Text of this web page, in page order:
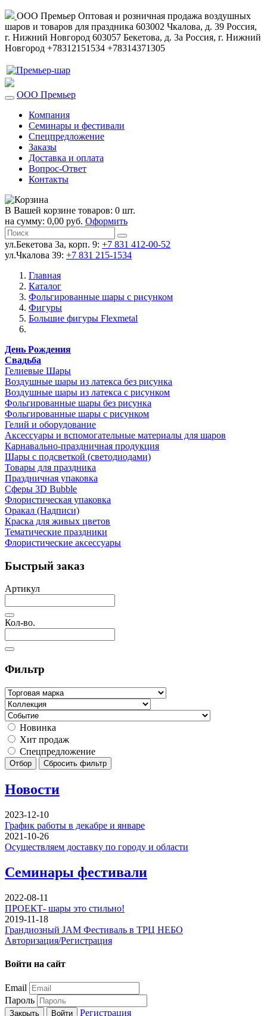
ООО Премьер Оптовая и розничная продажа воздушных
шаров и товаров для праздника 603002 Чкалова, д. 39 Россия,
г. Нижний Новгород 603057 Бекетова, д. 3а Россия, г. Нижний
Новгород +78312151534 +78314371305
ООО Премьер
Компания
Семинары и фестивали
Спецпредложение
Заказы
Доставка и оплата
Вопрос-Ответ
Контакты
В Вашей корзине товаров: 0 шт.
на сумму: 0,00 руб. Оформить
ул.Бекетова 3а, корп. 9: +7 831 412-00-52
ул.Чкалова 39: +7 831 215-1534
Главная
Каталог
Фольгированные шары с рисунком
Фигуры
Большие фигуры Flexmetal
День Рождения
Свадьба
Гелиевые Шары
Воздушные шары из латекса без рисунка
Воздушные шары из латекса с рисунком
Фольгированные шары без рисунка
Фольгированные шары с рисунком
Гелий и оборудование
Аксессуары и вспомогательные материалы для шаров
Карнавально-праздничная продукция
Шары с подсветкой (светодиодами)
Товары для праздника
Праздничная упаковка
Сферы 3D Bubble
Флористическая упаковка
Оракал (Надписи)
Краска для живых цветов
Тематические праздники
Флористические аксессуары
Быстрый заказ
Артикул
Кол-во.
Фильтр
Новинка
Хит продаж
Спецпредложение
Отбор Сбросить фильтр
Новости
2023-12-10
График работы в декабре и январе
2021-10-26
Осуществляем доставку по городу и области
Семинары фестивали
2022-08-11
ПРОЕКТ- шары это стильно!
2019-11-18
Грандиозный JAM Фестиваль в ТРЦ НЕБО
Авторизация/Регистрация
Войти на сайт
Email
Пароль
Закрыть Войти Регистрация